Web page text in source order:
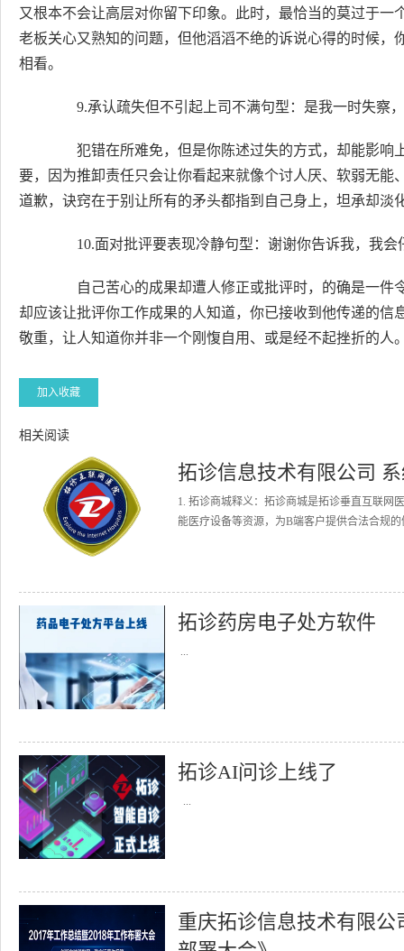
又根本不会让高层对你留下印象。此时，最恰当的莫过于
老板关心又熟知的问题，但他滔滔不绝的诉说心得的时候
相看。
9.承认疏失但不引起上司不满句型：是我一时失察
犯错在所难免，但是你陈述过失的方式，却能影响
要，因为推卸责任只会让你看起来就像个讨人厌、软弱无
道歉，诀窍在于别让所有的矛头都指到自己身上，坦承却淡
10.面对批评要表现冷静句型：谢谢你告诉我，我会
自己苦心的成果却遭人修正或批评时，的确是一件
却应该让批评你工作成果的人知道，你已接收到他传递的
敬重，让人知道你并非一个刚愎自用、或是经不起挫折的人
加入收藏
相关阅读
拓诊信息技术有限公司
1. 拓诊商城释义：拓诊商城是拓诊垂直互联网
能医疗设备等资源，为B端客户提供合法合规
拓诊药房电子处方软件
...
拓诊AI问诊上线了
...
重庆拓诊信息技术有限公